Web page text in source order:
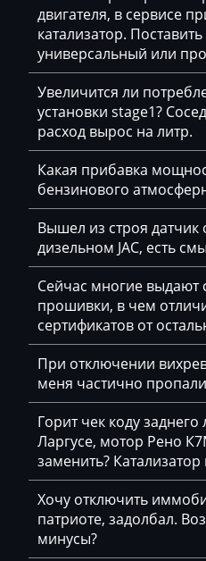
Hawtai
Hidromek
Higer
Hino
Hitachi
Honda
Hongqi
Howo
Huanghai
Hummer
Hyster
Hyundai
Infiniti
International
Iran Khodro
Isuzu
Iveco
двигателя, в сервисе
катализатор.
универсальный или
Увеличится ли
установки stage1?
расход вырос на литр.
Какая прибавка
бензинового
Вышел из строя датчик
дизельном JAC, есть
Сейчас многие выдают
прошивки, в чем
сертификатов от
При отключении
меня частично
Горит чек коду
Ларгусе, мотор Рено
заменить?
Хочу отключить
патриоте, задолбал.
минусы?